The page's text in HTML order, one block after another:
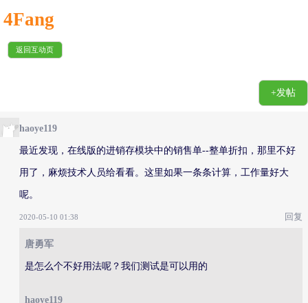
4Fang
返回互动页
+发帖
haoye119
最近发现，在线版的进销存模块中的销售单--整单折扣，那里不好
用了，麻烦技术人员给看看。这里如果一条条计算，工作量好大
呢。
2020-05-10 01:38 回复
唐勇军
是怎么个不好用法呢？我们测试是可以用的
haoye119